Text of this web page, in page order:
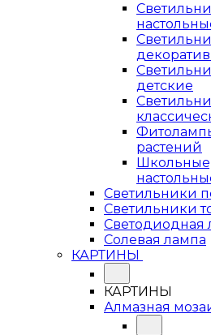
детские
растений
Светильники
Светильники
Светодиодная
Солевая лампа
КАРТИНЫ
КАРТИНЫ
Алмазная